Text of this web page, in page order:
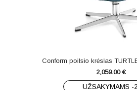
Conform poilsio krėslas
2,059.00 €
UŽSAKYMAMS -